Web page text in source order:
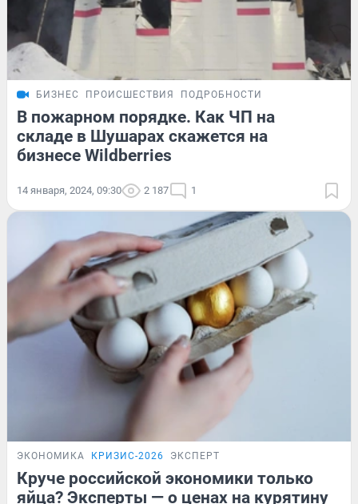
БИЗНЕС ПРОИСШЕСТВИЯ ПОДРОБНОСТИ
В пожарном порядке. Как ЧП на
складе в Шушарах скажется на
бизнесе Wildberries
14 января, 2024, 09:30 2 187 1
ЭКОНОМИКА КРИЗИС-2026 ЭКСПЕРТ
Круче российской экономики только
яйца? Эксперты — о ценах на курятину